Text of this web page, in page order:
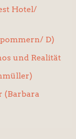
Hotel/
D)
und Realität
(Barbara